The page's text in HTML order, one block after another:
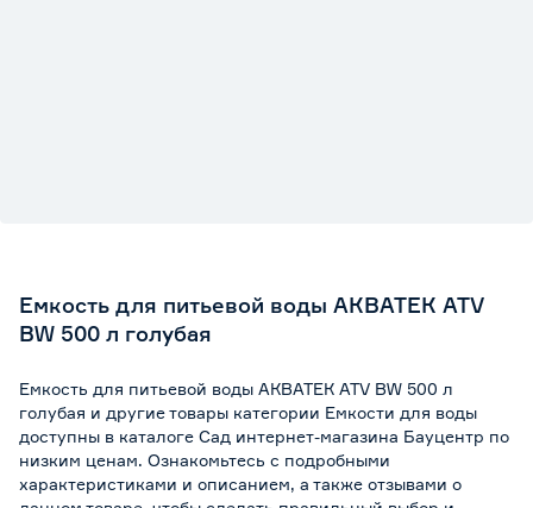
Емкость для питьевой воды АКВАТЕК ATV
BW 500 л голубая
Емкость для питьевой воды АКВАТЕК ATV BW 500 л
голубая и другие товары категории Емкости для воды
доступны в каталоге Сад интернет-магазина Бауцентр по
низким ценам. Ознакомьтесь с подробными
характеристиками и описанием, а также отзывами о